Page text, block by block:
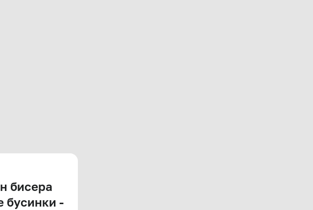
бисера
бусинки -